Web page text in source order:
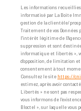
Les informations
informatisé par La Boite
gestion de la clientèle/
Traitement de vos
l'intérêt légitime de
suppression et sont
informatique et libertés »,
d’opposition, de limitation
consentement à tout
Consultez le site https://
estimez, après avoir
Libertés » ne sont pas
vous informons de
Bloctel », sur laquelle vous